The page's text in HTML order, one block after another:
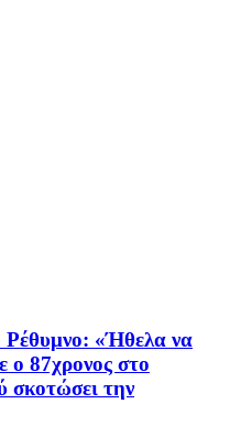
Ρέθυμνο: «Ήθελα να
87χρονος στο
σκοτώσει την